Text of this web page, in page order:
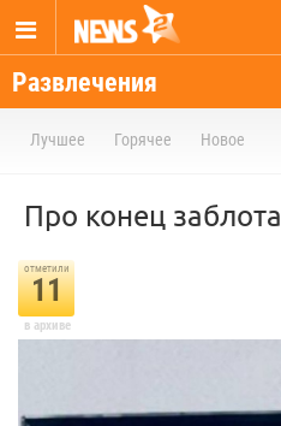
Развлечения
Лучшее Горячее Новое
Про конец заблота
отметили
11
в архиве